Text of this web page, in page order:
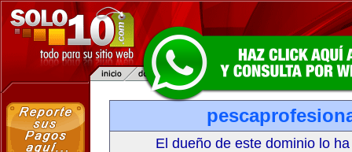
El dueño de este dominio lo